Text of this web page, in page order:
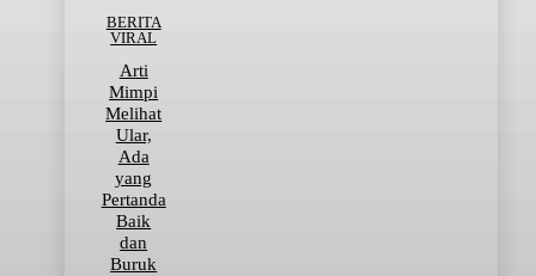
BERITA
VIRAL
Arti
Mimpi
Melihat
Ular,
Ada
yang
Pertanda
Baik
dan
Buruk